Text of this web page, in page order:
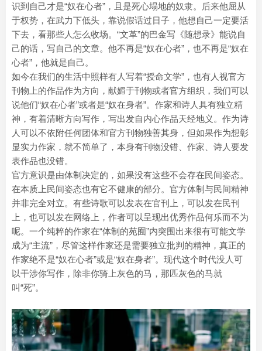
识到自己才是“奴在心者”，且是死心塌地的奴隶。后来他屈从
于权势，在武力下低头，靠说假话过日子，他想自己一定要活
下去，看那些人怎么收场。“文革”的巴金写《随想录》能说自
己的话，写自己的文章。他不再是“奴在心者”，也不再是“奴在
心者”，他就是自己。
如今在我们的生活中照样有人写着“授命文学”，也有人视官方
刊物上的作品作为方向，献媚于刊物或者官方组织，我们可以
说他们“奴在心者”或者是“奴在身者”。作家和诗人具有独立精
神，有着清晰方向写作，写出发自内心作品天经地义。作为诗
人可以不依附任何团体和官方刊物独善其身，但如果作为想彰
显实力作家，就不简单了，本身有刊物没错、作家、诗人要发
表作品也没错。
官方意识是由体制决定的，如果没有这些不会存在民间姿态。
在本质上民间姿态也有它不健康的部分。官方体制与民间精神
并非完全对立。有些诗歌可以发表在官刊上，可以发在民刊
上，也可以发在网络上，作者可以呈现出优秀作品何乐而不为
呢。一个纯粹的作家在“体制的苑囿”内突围出来很有可能文学
成为“主流”，尽管这样作家还是需要独立批判的精神，真正的
作家绝不是“奴在心者”或是“奴在身者”。现代这个时代没人可
以干涉你写作，除非你骑上灰色的马，那匹灰色的马就
叫“死”。